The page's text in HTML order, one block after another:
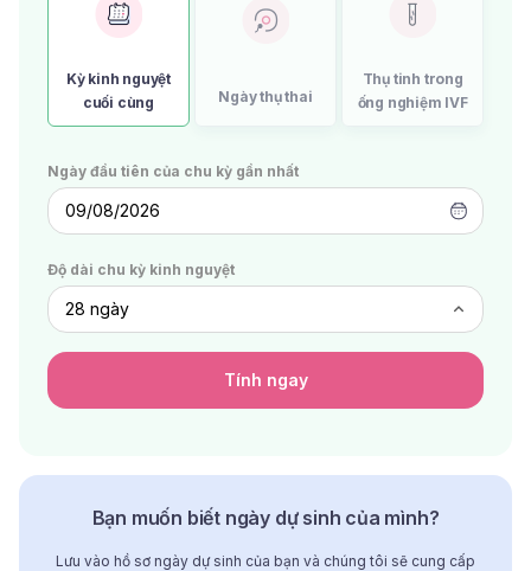
Kỳ kinh nguyệt
cuối cùng
Ngày thụ thai
Thụ tinh trong
ống nghiệm IVF
Ngày đầu tiên của chu kỳ gần nhất
09/08/2026
Độ dài chu kỳ kinh nguyệt
Tính ngay
Bạn muốn biết ngày dự sinh của mình?
Lưu vào hồ sơ ngày dự sinh của bạn và chúng tôi sẽ cung cấp